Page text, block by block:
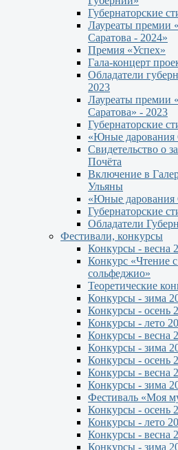
Губернаторские
Лауреаты премии
Саратова - 2024»
Премия «Успех»
Гала-концерт
Обладатели
2023
Лауреаты премии
Саратова» - 2023
Губернаторские
«Юные дарования
Свидетельство о
Почёта
Включение в
Ульяны
«Юные дарования
Губернаторские
Обладатели
Фестивали, конкурсы
Конкурсы - весна
Конкурс «Чтение
сольфеджио»
Теоретические
Конкурсы - зима
Конкурсы - осень
Конкурсы - лето
Конкурсы - весна
Конкурсы - зима
Конкурсы - осень
Конкурсы - весна
Конкурсы - зима
Фестиваль «Моя
Конкурсы - осень
Конкурсы - лето
Конкурсы - весна
Конкурсы - зима